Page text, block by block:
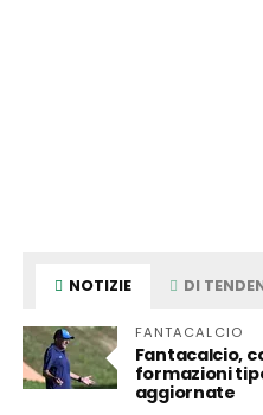
NOTIZIE DI
FANTACALCIO
Fantacalcio,
formazioni
aggiornate